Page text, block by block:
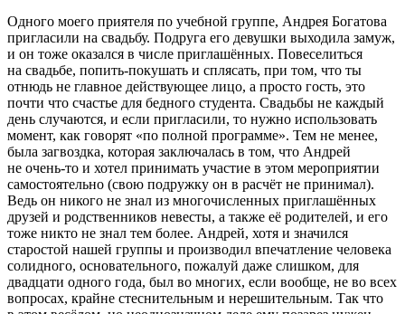
Одного моего приятеля по учебной группе, Андрея Богатова
пригласили на свадьбу. Подруга его девушки выходила замуж,
и он тоже оказался в числе приглашённых. Повеселиться
на свадьбе, попить-покушать и сплясать, при том, что ты
отнюдь не главное действующее лицо, а просто гость, это
почти что счастье для бедного студента. Свадьбы не каждый
день случаются, и если пригласили, то нужно использовать
момент, как говорят «по полной программе». Тем не менее,
была загвоздка, которая заключалась в том, что Андрей
не очень-то и хотел принимать участие в этом мероприятии
самостоятельно (свою подружку он в расчёт не принимал).
Ведь он никого не знал из многочисленных приглашённых
друзей и родственников невесты, а также её родителей, и его
тоже никто не знал тем более. Андрей, хотя и значился
старостой нашей группы и производил впечатление человека
солидного, основательного, пожалуй даже слишком, для
двадцати одного года, был во многих, если вообще, не во всех
вопросах, крайне стеснительным и нерешительным. Так что